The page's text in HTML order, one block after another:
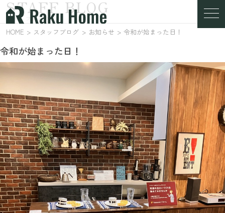
スタッフブログ
STAFF BLOG
HOME スタッフブログ お知らせ 令和が始まった日！
令和が始まった日！